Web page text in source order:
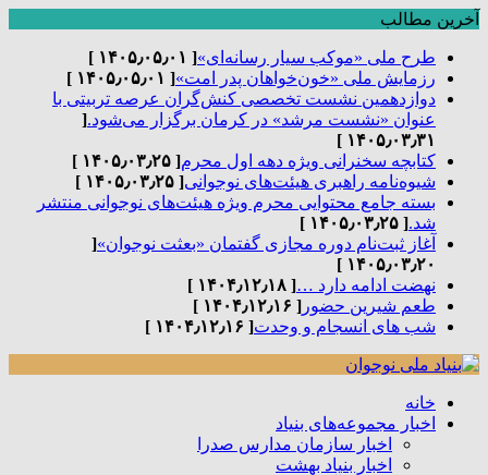
آخرین مطالب
طرح ملی «موکب سیار رسانه‌ای»[ ۱۴۰۵٫۰۵٫۰۱ ]
رزمایش ملی «خون‌خواهان پدر امت»[ ۱۴۰۵٫۰۵٫۰۱ ]
دوازدهمین نشست تخصصی کنش‌گران عرصه تربیتی با
عنوان «نشست مرشد» در کرمان برگزار می‌شود.[
۱۴۰۵٫۰۳٫۳۱ ]
کتابچه سخنرانی ویژه دهه اول محرم[ ۱۴۰۵٫۰۳٫۲۵ ]
شیوه‌نامه راهبری هیئت‌های نوجوانی[ ۱۴۰۵٫۰۳٫۲۵ ]
بسته جامع محتوایی محرم ویژه هیئت‌های نوجوانی منتشر
شد.[ ۱۴۰۵٫۰۳٫۲۵ ]
آغاز ثبت‌نام دوره مجازی گفتمان «بعثت نوجوان»[
۱۴۰۵٫۰۳٫۲۰ ]
نهضت ادامه دارد …[ ۱۴۰۴٫۱۲٫۱۸ ]
طعم شیرین حضور [ ۱۴۰۴٫۱۲٫۱۶ ]
شب های انسجام و وحدت[ ۱۴۰۴٫۱۲٫۱۶ ]
خانه
اخبار مجموعه‌های بنیاد
اخبار سازمان مدارس صدرا
اخبار بنیاد بهشت